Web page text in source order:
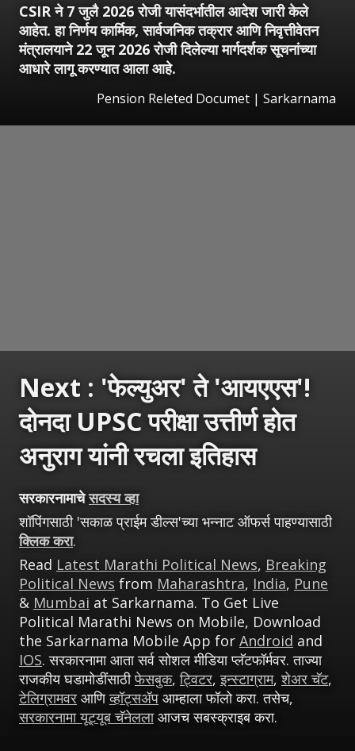
CSIR ने 7 जुलै 2026 रोजी यासंदर्भातील आदेश जारी केले
आहेत. हा निर्णय कार्मिक, सार्वजनिक तक्रार आणि निवृत्तीवेतन
मंत्रालयाने 22 जून 2026 रोजी दिलेल्या मार्गदर्शक सूचनांच्या
आधारे लागू करण्यात आला आहे.
Pension Releted Documet | Sarkarnama
Next : 'फेल्युअर' ते 'आयएएस'!
दोनदा UPSC परीक्षा उत्तीर्ण होत
अनुराग यांनी रचला इतिहास
सरकारनामाचेसदस्य व्हा
शॉपिंगसाठी 'सकाळ प्राईम डील्स'च्या भन्नाट ऑफर्स पाहण्यासाठी
क्लिक करा.
Read Latest Marathi Political News, Breaking
Political News from Maharashtra, India, Pune
& Mumbai at Sarkarnama. To Get Live
Political Marathi News on Mobile, Download
the Sarkarnama Mobile App for Android and
IOS. सरकारनामा आता सर्व सोशल मीडिया प्लॅटफॉर्मवर. ताज्या
राजकीय घडामोडींसाठीफेसबुक,ट्विटर,इन्स्टाग्राम,शेअर चॅट,
टेलिग्रामवर आणिव्हॉट्सॲप आम्हाला फॉलो करा. तसेच,
सरकारनामा यूट्यूब चॅनेललाआजच सबस्क्राइब करा.